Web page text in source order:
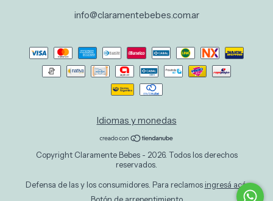
info@claramentebebes.com.ar
Idiomas y monedas
Copyright Claramente Bebes - 2026. Todos los derechos
reservados.
Defensa de las y los consumidores. Para reclamos ingresá acá.